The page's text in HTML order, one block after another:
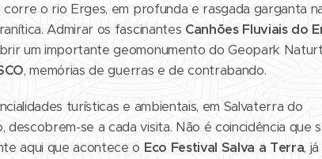
corre o rio Erges, em profunda e rasgada garganta
Admirar os fascinantes Canhões Fluviais do
um importante geomonumento do Geopark
, memórias de guerras e de contrabando.
turísticas e ambientais, em Salvaterra do
descobrem-se a cada visita. Não é coincidência que
aqui que acontece o Eco Festival Salva a Terra,